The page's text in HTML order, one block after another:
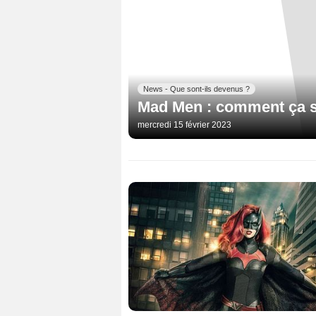
News - Que sont-ils devenus ?
Mad Men : comment ça
mercredi 15 février 2023